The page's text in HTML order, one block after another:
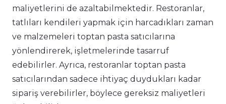
maliyetlerini de azaltabilmektedir. Restoranlar,
tatlıları kendileri yapmak için harcadıkları zaman
ve malzemeleri toptan pasta satıcılarına
yönlendirerek, işletmelerinde tasarruf
edebilirler. Ayrıca, restoranlar toptan pasta
satıcılarından sadece ihtiyaç duydukları kadar
sipariş verebilirler, böylece gereksiz maliyetleri